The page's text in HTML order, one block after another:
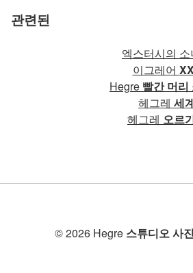
관련된
엑스터시의 소
이그레어
Hegre 빨간 머리
헤그레 세
헤그레 오르
© 2026 Hegre 스튜디오 사진